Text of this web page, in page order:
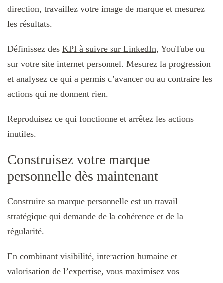
direction, travaillez votre image de marque et mesurez
les résultats.
Définissez des KPI à suivre sur LinkedIn, YouTube ou
sur votre site internet personnel. Mesurez la progression
et analysez ce qui a permis d’avancer ou au contraire les
actions qui ne donnent rien.
Reproduisez ce qui fonctionne et arrêtez les actions
inutiles.
Construisez votre marque
personnelle dès maintenant
Construire sa marque personnelle est un travail
stratégique qui demande de la cohérence et de la
régularité.
En combinant visibilité, interaction humaine et
valorisation de l’expertise, vous maximisez vos